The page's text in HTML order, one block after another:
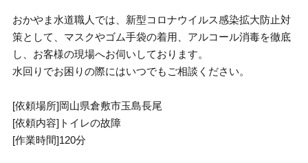
おかやま水道職人では、新型コロナウイルス感染拡大防止対
策として、マスクやゴム手袋の着用、アルコール消毒を徹底
し、お客様の現場へお伺いしております。
水回りでお困りの際にはいつでもご相談ください。
[依頼場所]岡山県倉敷市玉島長尾
[依頼内容]トイレの故障
[作業時間]120分